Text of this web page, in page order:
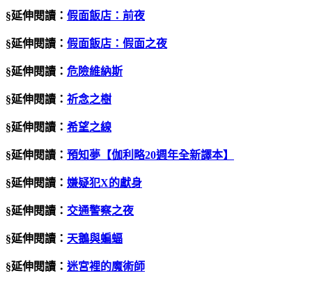
§延伸閱讀： 假面飯店：前夜
§延伸閱讀： 假面飯店：假面之夜
§延伸閱讀： 危險維納斯
§延伸閱讀： 祈念之樹
§延伸閱讀： 希望之線
§延伸閱讀： 預知夢【伽利略20週年全新譯本】
§延伸閱讀： 嫌疑犯X的獻身
§延伸閱讀： 交通警察之夜
§延伸閱讀： 天鵝與蝙蝠
§延伸閱讀： 迷宮裡的魔術師